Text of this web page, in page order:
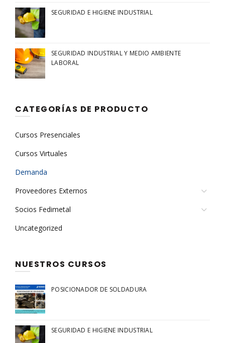
SEGURIDAD E HIGIENE INDUSTRIAL
SEGURIDAD INDUSTRIAL Y MEDIO AMBIENTE
LABORAL
CATEGORÍAS DE PRODUCTO
Cursos Presenciales
Cursos Virtuales
Demanda
Proveedores Externos
Socios Fedimetal
Uncategorized
NUESTROS CURSOS
POSICIONADOR DE SOLDADURA
SEGURIDAD E HIGIENE INDUSTRIAL